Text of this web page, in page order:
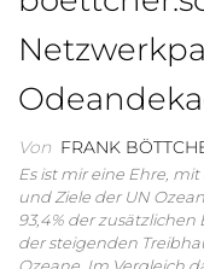
Von FRANK
Es ist mir eine Ehre,
und Ziele der UN
93,4% der
der steigenden
Ozeane. Im Vergleich